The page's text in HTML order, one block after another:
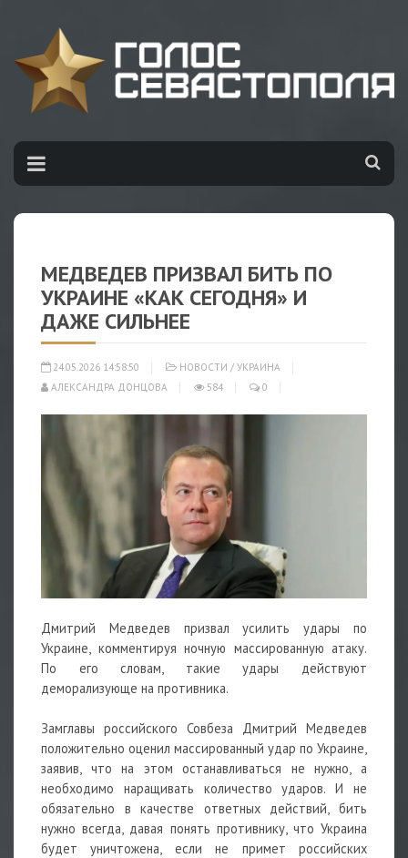
МЕДВЕДЕВ ПРИЗВАЛ БИТЬ ПО
УКРАИНЕ «КАК СЕГОДНЯ» И
ДАЖЕ СИЛЬНЕЕ
24.05.2026 14:58:50 НОВОСТИ / УКРАИНА
АЛЕКСАНДРА ДОНЦОВА
584 0
Дмитрий Медведев призвал усилить удары по
Украине, комментируя ночную массированную атаку.
По его словам, такие удары действуют
деморализующе на противника.
Замглавы российского Совбеза Дмитрий Медведев
положительно оценил массированный удар по Украине,
заявив, что на этом останавливаться не нужно, а
необходимо наращивать количество ударов. И не
обязательно в качестве ответных действий, бить
нужно всегда, давая понять противнику, что Украина
будет уничтожена, если не примет российских